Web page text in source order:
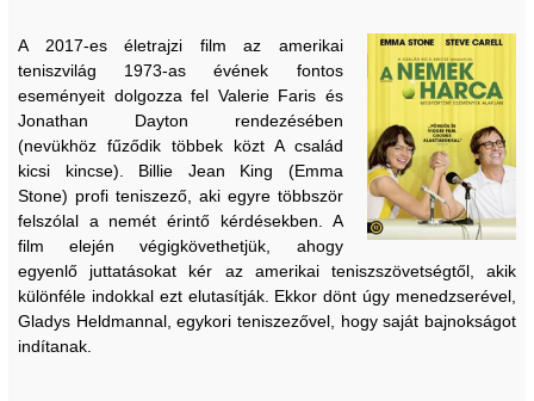
A 2017-es életrajzi film az amerikai
teniszvilág 1973-as évének fontos
eseményeit dolgozza fel Valerie Faris és
Jonathan Dayton rendezésében
(nevükhöz fűződik többek közt A család
kicsi kincse). Billie Jean King (Emma
Stone) profi teniszező, aki egyre többször
felszólal a nemét érintő kérdésekben. A
film elején végigkövethetjük, ahogy
egyenlő juttatásokat kér az amerikai teniszszövetségtől, akik
különféle indokkal ezt elutasítják. Ekkor dönt úgy menedzserével,
Gladys Heldmannal, egykori teniszezővel, hogy saját bajnokságot
indítanak.